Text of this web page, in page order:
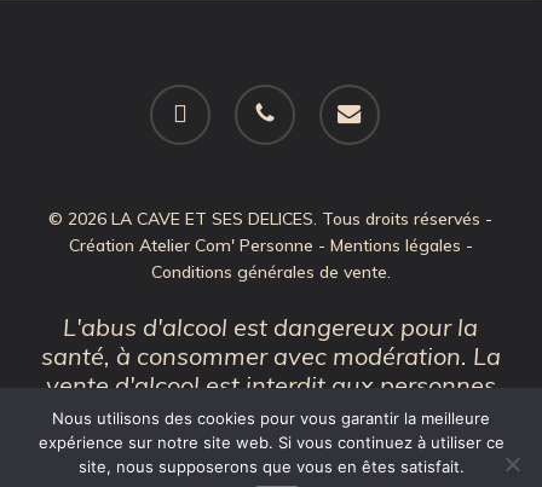
facebook phone email
© 2026 LA CAVE ET SES DELICES. Tous droits réservés -
Création Atelier Com' Personne - Mentions légales -
Conditions générales de vente.
L'abus d'alcool est dangereux pour la
santé, à consommer avec modération. La
vente d'alcool est interdit aux personnes
de moins de 18 ans.
Nous utilisons des cookies pour vous garantir la meilleure
expérience sur notre site web. Si vous continuez à utiliser ce
site, nous supposerons que vous en êtes satisfait.